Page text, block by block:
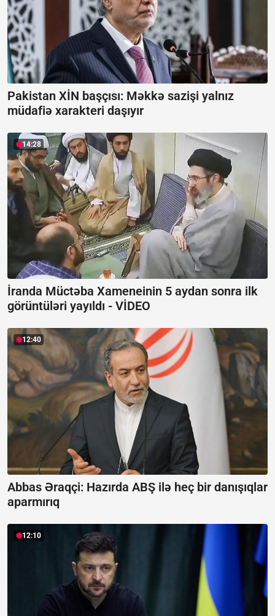
Pakistan XİN başçısı: Məkkə sazişi yalnız
müdafiə xarakteri daşıyır
14:28
İranda Müctəba Xameneinin 5 aydan sonra ilk
görüntüləri yayıldı - VİDEO
12:40
Abbas Əraqçi: Hazırda ABŞ ilə heç bir danışıqlar
aparmırıq
12:10